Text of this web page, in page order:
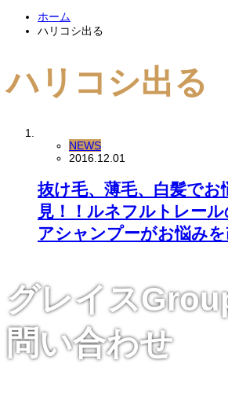
ホーム
ハリコシ出る
ハリコシ出る
NEWS
2016.12.01
抜け毛、薄毛、白髪でお
見！！ルネフルトレー
アシャンプーがお悩み
グレイス
問い合わせ